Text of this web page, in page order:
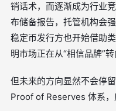
销话术，而逐渐成为行业
布储备报告，托管机构会
稳定币发行方也开始借助
明市场正在从“相信品牌”转
但未来的方向显然不会停
Proof of Reserves 体系，